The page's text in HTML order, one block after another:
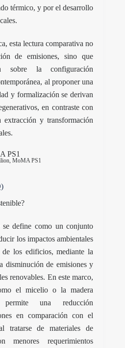
térmico, y por el desarrollo
esta lectura comparativa no
de emisiones, sino que
sobre la configuración
al proponer una
y formalización se derivan
en contraste con
extracción y transformación
MoMA PS1
se define como un conjunto
los impactos ambientales
los edificios, mediante la
disminución de emisiones y
renovables. En este marco,
el micelio o la madera
permite una reducción
en comparación con el
tratarse de materiales de
requerimientos